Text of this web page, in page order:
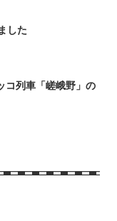
した
コ列車「嵯峨野」の